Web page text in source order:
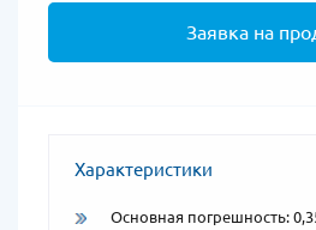
Заявка на
Характеристики
Основная погрешность: